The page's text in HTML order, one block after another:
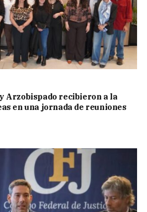
Arzobispado recibieron a la
en una jornada de reuniones